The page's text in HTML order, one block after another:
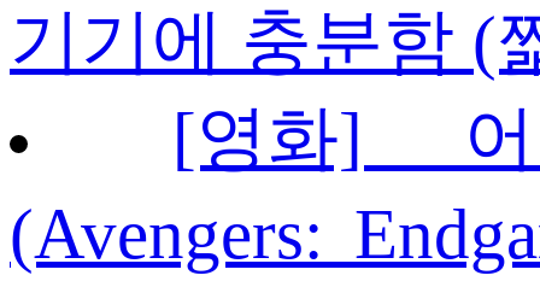
기기에 충분함 (
[영화] 어
(Avengers: